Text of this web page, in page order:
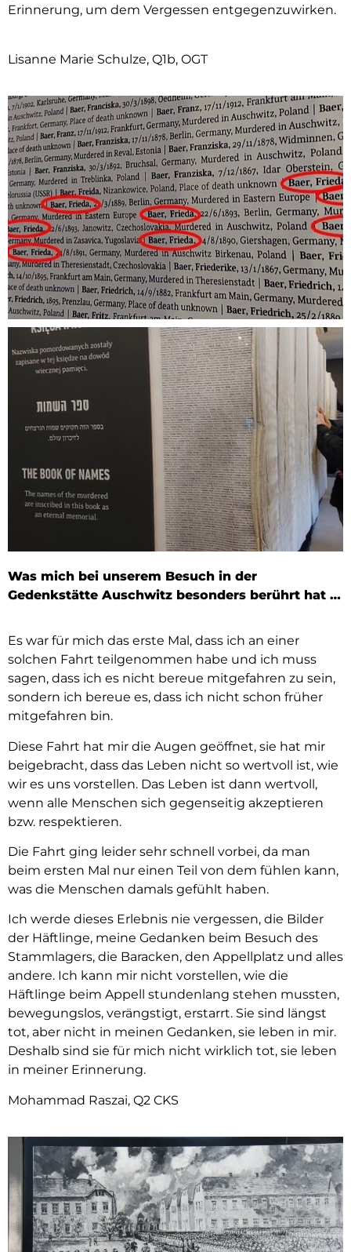
Erinnerung, um dem Vergessen entgegenzuwirken.
Lisanne Marie Schulze, Q1b, OGT
Was mich bei unserem Besuch in der
Gedenkstätte Auschwitz besonders berührt hat …
Es war für mich das erste Mal, dass ich an einer
solchen Fahrt teilgenommen habe und ich muss
sagen, dass ich es nicht bereue mitgefahren zu sein,
sondern ich bereue es, dass ich nicht schon früher
mitgefahren bin.
Diese Fahrt hat mir die Augen geöffnet, sie hat mir
beigebracht, dass das Leben nicht so wertvoll ist, wie
wir es uns vorstellen. Das Leben ist dann wertvoll,
wenn alle Menschen sich gegenseitig akzeptieren
bzw. respektieren.
Die Fahrt ging leider sehr schnell vorbei, da man
beim ersten Mal nur einen Teil von dem fühlen kann,
was die Menschen damals gefühlt haben.
Ich werde dieses Erlebnis nie vergessen, die Bilder
der Häftlinge, meine Gedanken beim Besuch des
Stammlagers, die Baracken, den Appellplatz und alles
andere. Ich kann mir nicht vorstellen, wie die
Häftlinge beim Appell stundenlang stehen mussten,
bewegungslos, verängstigt, erstarrt. Sie sind längst
tot, aber nicht in meinen Gedanken, sie leben in mir.
Deshalb sind sie für mich nicht wirklich tot, sie leben
in meiner Erinnerung.
Mohammad Raszai, Q2 CKS